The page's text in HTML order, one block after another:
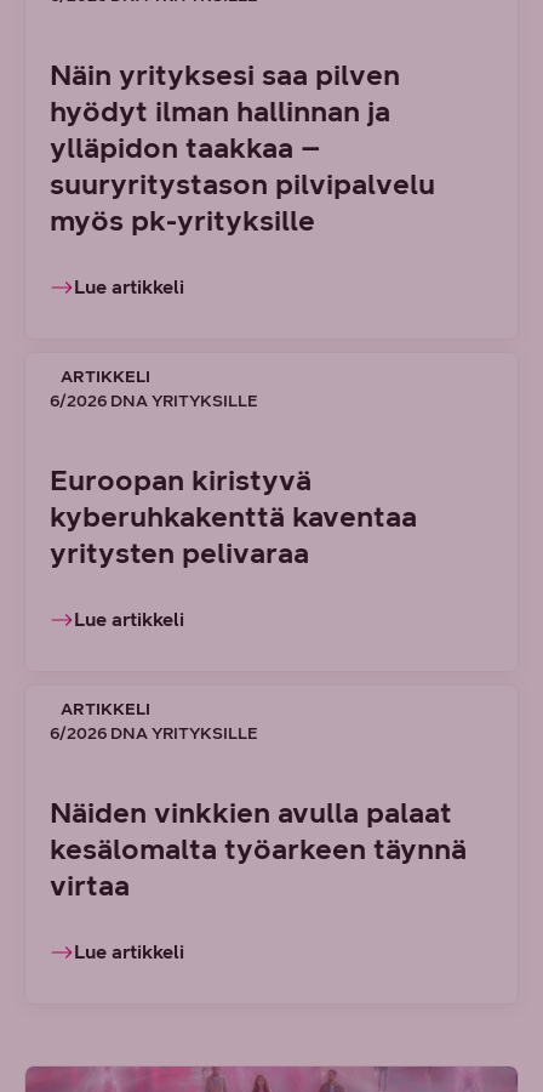
Näin yrityksesi saa pilven
hyödyt ilman hallinnan ja
ylläpidon taakkaa –
suuryritystason pilvipalvelu
myös pk-yrityksille
Lue artikkeli
ARTIKKELI
6/2026 DNA YRITYKSILLE
Euroopan kiristyvä
kyberuhkakenttä kaventaa
yritysten pelivaraa
Lue artikkeli
ARTIKKELI
6/2026 DNA YRITYKSILLE
Näiden vinkkien avulla palaat
kesälomalta työarkeen täynnä
virtaa
Lue artikkeli